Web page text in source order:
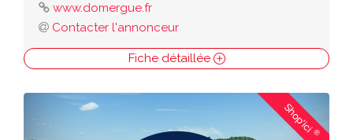
www.domergue.fr
Contacter l'annonceur
Fiche détaillée
Shop'ici®